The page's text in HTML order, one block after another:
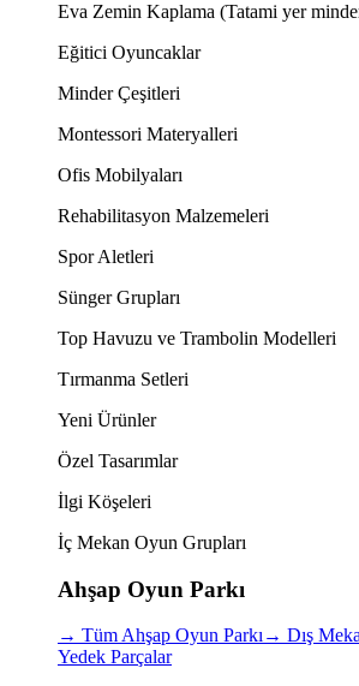
Eva Zemin Kaplama (Tatami yer
Eğitici Oyuncaklar
Minder Çeşitleri
Montessori Materyalleri
Ofis Mobilyaları
Rehabilitasyon Malzemeleri
Spor Aletleri
Sünger Grupları
Top Havuzu ve Trambolin Modelleri
Tırmanma Setleri
Yeni Ürünler
Özel Tasarımlar
İlgi Köşeleri
İç Mekan Oyun Grupları
Ahşap Oyun Parkı
→ Tüm Ahşap Oyun Parkı→ Dış
Yedek Parçalar